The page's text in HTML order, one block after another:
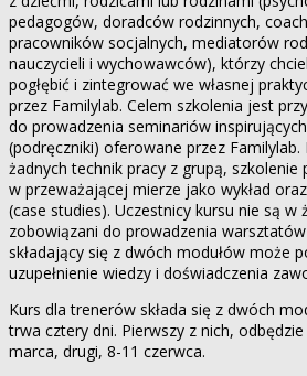
pedagogów, doradców rodzinnych,
pracowników socjalnych, mediatorów
nauczycieli i wychowawców), którzy
pogłębić i zintegrować we własnej
przez Familylab. Celem szkolenia jest
do prowadzenia seminariów
(podręczniki) oferowane przez
żadnych technik pracy z grupą,
w przeważającej mierze jako wykład
(case studies). Uczestnicy kursu nie są w
zobowiązani do prowadzenia
składający się z dwóch modułów może
uzupełnienie wiedzy i doświadczenia
Kurs dla trenerów składa się z dwóch
trwa cztery dni. Pierwszy z nich,
marca, drugi, 8-11 czerwca.